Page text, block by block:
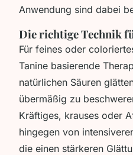
Anwendung sind dabei
Die richtige Technik
Für feines oder
Tanine basierende
natürlichen Säuren
übermäßig zu
Kräftiges, krauses oder
hingegen von
die einen stärkeren